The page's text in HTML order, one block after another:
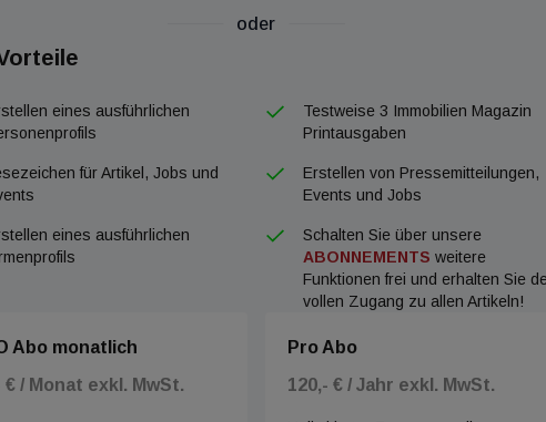
oder
eines ausführlichen
Testweise 3 Immobilien Magazin
Printausgaben
für Artikel, Jobs und
Erstellen von Pressemitteilungen,
Events und Jobs
eines ausführlichen
Schalten Sie über unsere
ABONNEMENTS weitere
Funktionen frei und erhalten Sie
vollen Zugang zu allen Artikeln!
Abo monatlich
€ / Monat exkl. MwSt.
Pro Abo
120,- € / Jahr exkl. MwSt.